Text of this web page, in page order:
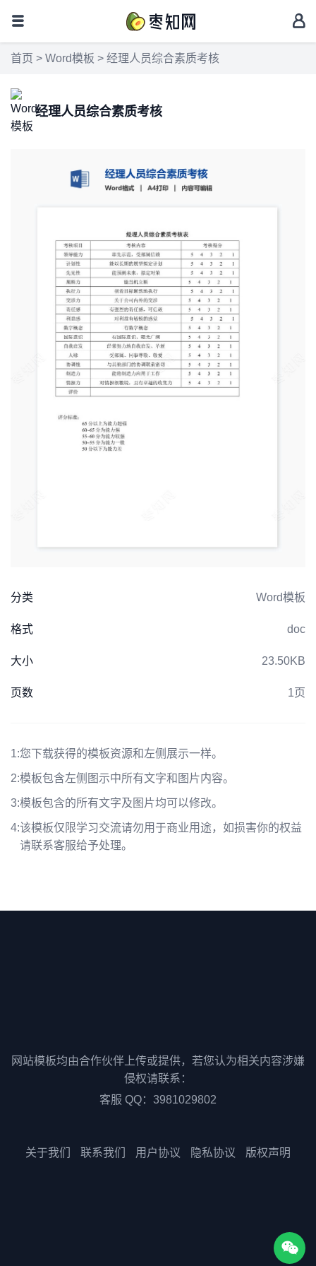
首页 > Word模板 > 经理人员综合素质考核
经理人员综合素质考核
分类 Word模板
格式 doc
大小 23.50KB
页数 1页
1:您下载获得的模板资源和左侧展示一样。
2:模板包含左侧图示中所有文字和图片内容。
3:模板包含的所有文字及图片均可以修改。
4:该模板仅限学习交流请勿用于商业用途，如损害你的权益
请联系客服给予处理。
网站模板均由合作伙伴上传或提供，若您认为相关内容涉嫌
侵权请联系：
客服 QQ：3981029802
关于我们 联系我们 用户协议 隐私协议 版权声明